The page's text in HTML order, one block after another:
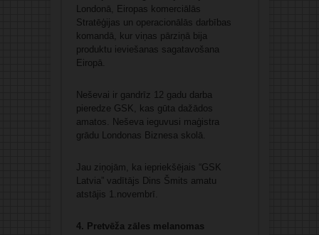
Londonā, Eiropas komerciālās
Stratēģijas un operacionālās darbības
komandā, kur viņas pārziņā bija
produktu ieviešanas sagatavošana
Eiropā.
Neševai ir gandrīz 12 gadu darba
pieredze GSK, kas gūta dažādos
amatos. Neševa ieguvusi maģistra
grādu Londonas Biznesa skolā.
Jau ziņojām, ka iepriekšējais “GSK
Latvia” vadītājs Dins Šmits amatu
atstājis 1.novembrī.
4. Pretvēža zāles melanomas